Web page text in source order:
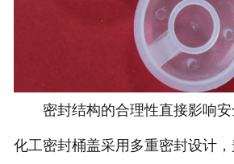
密封结构的合理性直接影响安
化工密封桶盖采用多重密封设计